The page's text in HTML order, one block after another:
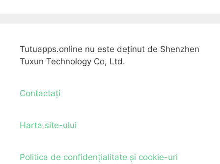
Tutuapps.online nu este deținut de Shenzhen
Tuxun Technology Co, Ltd.
Contactați
Harta site-ului
Politica de confidențialitate și cookie-uri